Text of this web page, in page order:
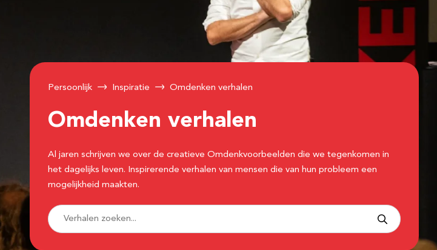
Persoonlijk Inspiratie Omdenken verhalen
Omdenken verhalen
Al jaren schrijven we over de creatieve Omdenkvoorbeelden die we tegenkomen in
het dagelijks leven. Inspirerende verhalen van mensen die van hun probleem een
mogelijkheid maakten.